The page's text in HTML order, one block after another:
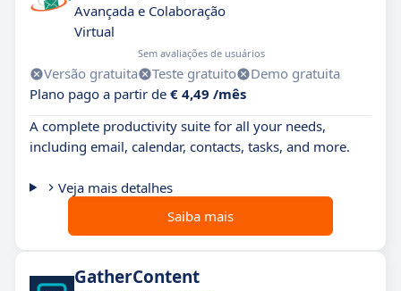
Avançada e Colaboração
Virtual
Sem avaliações de usuários
Versão gratuita Teste gratuito
Demo gratuita
Plano pago a partir de € 4,49 /mês
A complete productivity suite for all your needs,
including email, calendar, contacts, tasks, and more.
Veja mais detalhes
Saiba mais
GatherContent